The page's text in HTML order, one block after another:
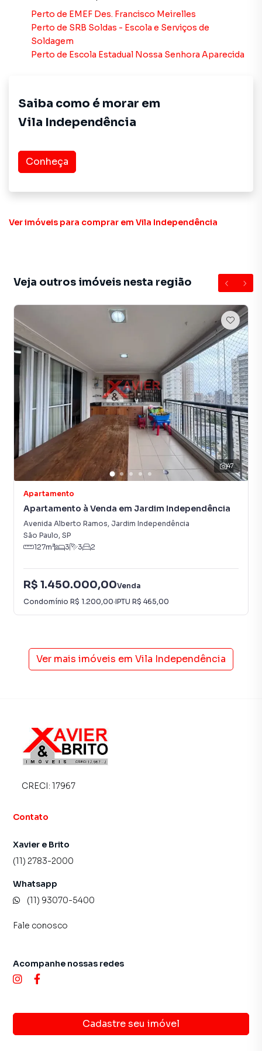
alugar seu imóvel mais rápido. Contamos também com um
time de programadores, corretores treinados e uma
central de atendimento preparada para atender
proprietários e inquilinos.
Perto de EMEF Des. Francisco Meirelles
Perto de SRB Soldas - Escola e Serviços de
Soldagem
Perto de Escola Estadual Nossa Senhora Aparecida
Saiba como é morar em
Vila Independência
Conheça
Ver imóveis para comprar em Vila Independência
Veja outros imóveis nesta região
47
Apartamento
Apartamento à Venda em Jardim Independência
Avenida Alberto Ramos, Jardim Independência
São Paulo, SP
127m² 3 3 2
R$ 1.450.000,00Venda
Condomínio R$ 1.200,00·IPTU R$ 465,00
Ver mais imóveis em Vila Independência
CRECI: 17967
Contato
Xavier e Brito
(11) 2783-2000
Whatsapp
(11) 93070-5400
Fale conosco
Cadastre seu imóvel
Acompanhe nossas redes